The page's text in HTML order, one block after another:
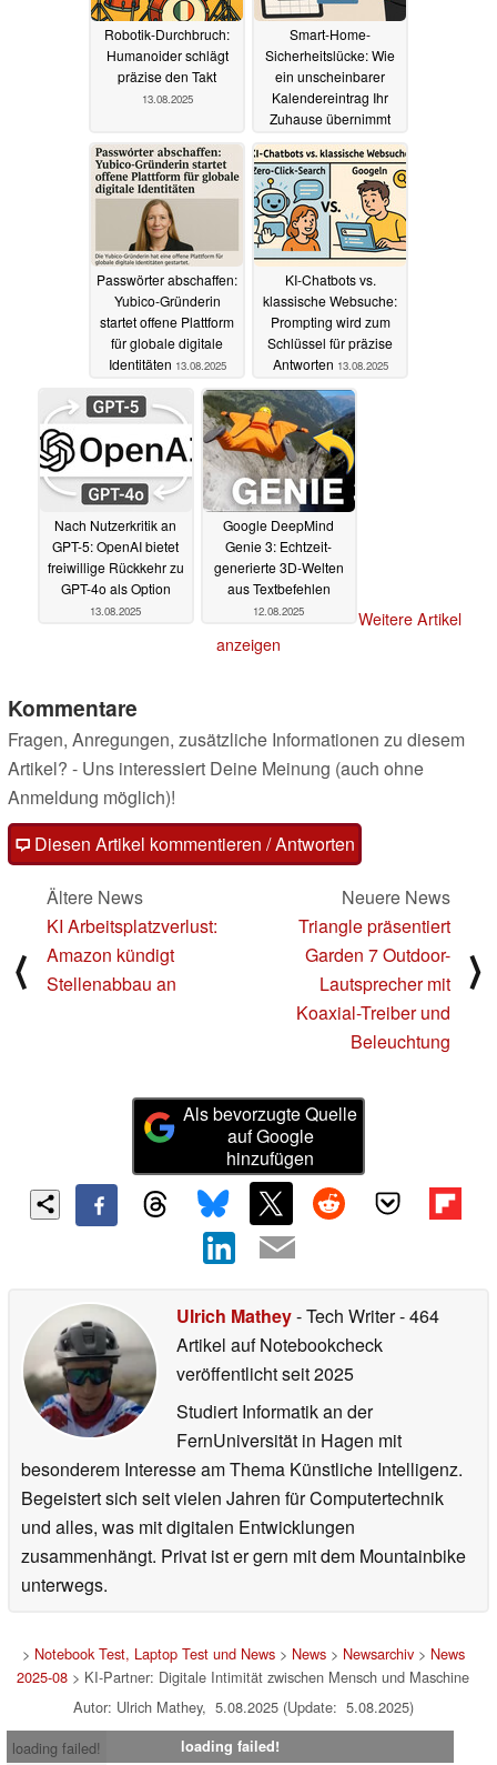
Robotik-Durchbruch:
Humanoider schlägt
präzise den Takt
13.08.2025
Smart-Home-
Sicherheitslücke: Wie
ein unscheinbarer
Kalendereintrag Ihr
Zuhause übernimmt
13.08.2025
Passwörter abschaffen:
Yubico-Gründerin
startet offene Plattform
für globale digitale
Identitäten 13.08.2025
KI-Chatbots vs.
klassische Websuche:
Prompting wird zum
Schlüssel für präzise
Antworten 13.08.2025
Nach Nutzerkritik an
GPT-5: OpenAI bietet
freiwillige Rückkehr zu
GPT-4o als Option
13.08.2025
Google DeepMind
Genie 3: Echtzeit-
generierte 3D-Welten
aus Textbefehlen
12.08.2025
Weitere Artikel
anzeigen
Kommentare
Fragen, Anregungen, zusätzliche Informationen zu diesem
Artikel? - Uns interessiert Deine Meinung (auch ohne
Anmeldung möglich)!
Diesen Artikel kommentieren / Antworten
⟨
Ältere News
KI Arbeitsplatzverlust:
Amazon kündigt
Stellenabbau an
Neuere News
Triangle präsentiert
Garden 7 Outdoor-
Lautsprecher mit
Koaxial-Treiber und
Beleuchtung
⟩
Als bevorzugte Quelle
auf Google
hinzufügen
Ulrich Mathey- Tech Writer- 464
Artikel auf Notebookcheck
veröffentlichtseit 2025
Studiert Informatik an der
FernUniversität in Hagen mit
besonderem Interesse am Thema Künstliche Intelligenz.
Begeistert sich seit vielen Jahren für Computertechnik
und alles, was mit digitalen Entwicklungen
zusammenhängt. Privat ist er gern mit dem Mountainbike
unterwegs.
> Notebook Test, Laptop Test und News> News> Newsarchiv> News
2025-08 > KI-Partner: Digitale Intimität zwischen Mensch und Maschine
Autor: Ulrich Mathey, 5.08.2025 (Update: 5.08.2025)
loading failed!
loading failed!